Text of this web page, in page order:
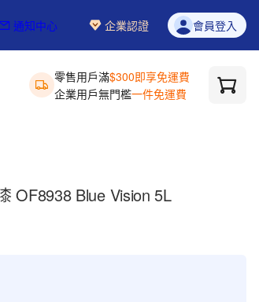
通知中心 企業認證 會員登入
零售用戶滿$300即享免運費
企業用戶無門檻一件免運費
OF8938 Blue Vision 5L